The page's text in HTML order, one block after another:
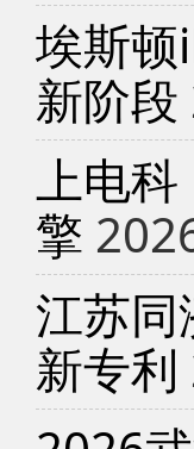
埃斯顿
新阶段
上电科
擎
江苏同
新专利